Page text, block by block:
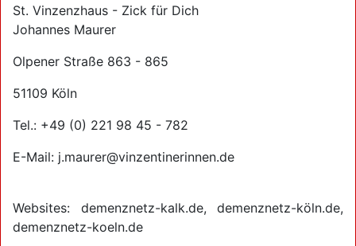
St. Vinzenzhaus - Zick für Dich
Johannes Maurer
Olpener Straße 863 - 865
51109 Köln
Tel.: +49 (0) 221 98 45 - 782
E-Mail: j.maurer@vinzentinerinnen.de
Websites: demenznetz-kalk.de, demenznetz-köln.de,
demenznetz-koeln.de